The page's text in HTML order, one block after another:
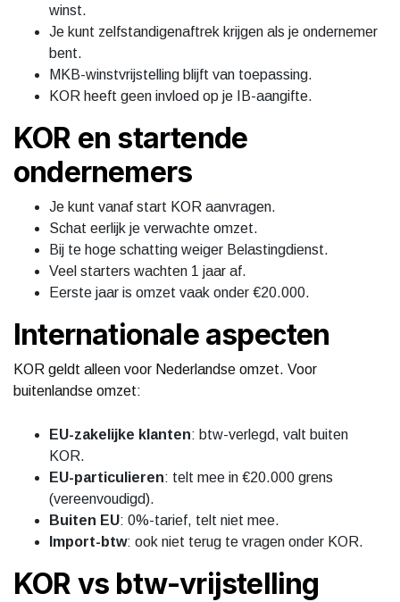
winst.
Je kunt zelfstandigenaftrek krijgen als je ondernemer
bent.
MKB-winstvrijstelling blijft van toepassing.
KOR heeft geen invloed op je IB-aangifte.
KOR en startende
ondernemers
Je kunt vanaf start KOR aanvragen.
Schat eerlijk je verwachte omzet.
Bij te hoge schatting weiger Belastingdienst.
Veel starters wachten 1 jaar af.
Eerste jaar is omzet vaak onder €20.000.
Internationale aspecten
KOR geldt alleen voor Nederlandse omzet. Voor
buitenlandse omzet:
EU-zakelijke klanten: btw-verlegd, valt buiten
KOR.
EU-particulieren: telt mee in €20.000 grens
(vereenvoudigd).
Buiten EU: 0%-tarief, telt niet mee.
Import-btw: ook niet terug te vragen onder KOR.
KOR vs btw-vrijstelling